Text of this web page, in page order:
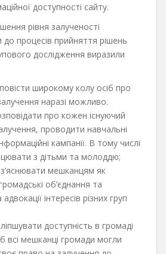
доступності сайту.
рівня залученості
процесів прийняття рішень
дослідження виразили
широкому колу осіб про
наразі можливо.
про кожен існуючий
проводити навчальні
кампанії. В тому числі
з дітьми та молоддю;
мешканцям як
об’єднання та
інтересів різних груп
доступність в громаді
всі мешканці громади могли